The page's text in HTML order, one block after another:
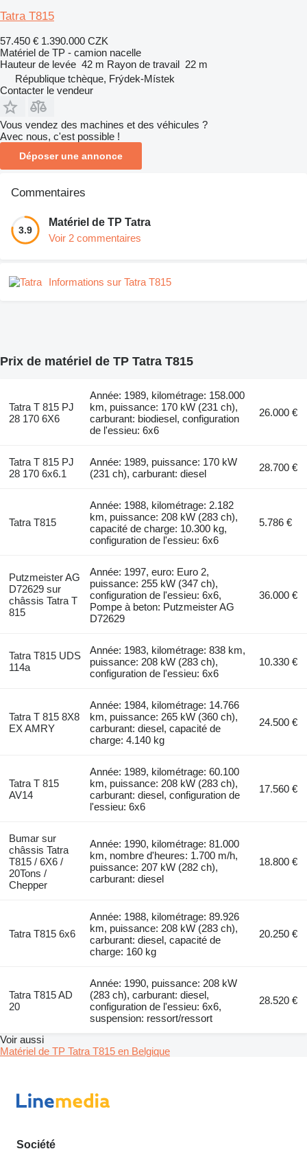
Tatra T815
57.450 € 1.390.000 CZK
Matériel de TP - camion nacelle
Hauteur de levée 42 m Rayon de travail 22 m
République tchèque, Frýdek-Místek
Contacter le vendeur
Vous vendez des machines et des véhicules ?
Avec nous, c'est possible !
Déposer une annonce
Commentaires
3.9
Matériel de TP Tatra
Voir 2 commentaires
Informations sur Tatra T815
Prix de matériel de TP Tatra T815
Tatra T 815 PJ
28 170 6X6
Année: 1989, kilométrage: 158.000
km, puissance: 170 kW (231 ch),
carburant: biodiesel, configuration
de l'essieu: 6x6
26.000 €
Tatra T 815 PJ
28 170 6x6.1
Année: 1989, puissance: 170 kW
(231 ch), carburant: diesel
28.700 €
Tatra T815
Année: 1988, kilométrage: 2.182
km, puissance: 208 kW (283 ch),
capacité de charge: 10.300 kg,
configuration de l'essieu: 6x6
5.786 €
Putzmeister AG
D72629 sur
châssis Tatra T
815
Année: 1997, euro: Euro 2,
puissance: 255 kW (347 ch),
configuration de l'essieu: 6x6,
Pompe à beton: Putzmeister AG
D72629
36.000 €
Tatra T815 UDS
114a
Année: 1983, kilométrage: 838 km,
puissance: 208 kW (283 ch),
configuration de l'essieu: 6x6
10.330 €
Tatra T 815 8X8
EX AMRY
Année: 1984, kilométrage: 14.766
km, puissance: 265 kW (360 ch),
carburant: diesel, capacité de
charge: 4.140 kg
24.500 €
Tatra T 815
AV14
Année: 1989, kilométrage: 60.100
km, puissance: 208 kW (283 ch),
carburant: diesel, configuration de
l'essieu: 6x6
17.560 €
Bumar sur
châssis Tatra
T815 / 6X6 /
20Tons /
Chepper
Année: 1990, kilométrage: 81.000
km, nombre d'heures: 1.700 m/h,
puissance: 207 kW (282 ch),
carburant: diesel
18.800 €
Tatra T815 6x6
Année: 1988, kilométrage: 89.926
km, puissance: 208 kW (283 ch),
carburant: diesel, capacité de
charge: 160 kg
20.250 €
Tatra T815 AD
20
Année: 1990, puissance: 208 kW
(283 ch), carburant: diesel,
configuration de l'essieu: 6x6,
suspension: ressort/ressort
28.520 €
Voir aussi
Matériel de TP Tatra T815 en Belgique
Société